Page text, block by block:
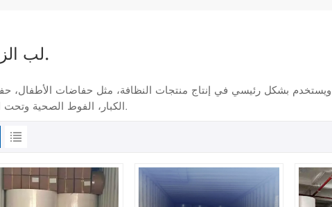
لب الزغب.
بشكل رئيسي في إنتاج منتجات النظافة، مثل حفاضات الأطفال،
الكبار، الفوط الصحية وتحت الفوط.